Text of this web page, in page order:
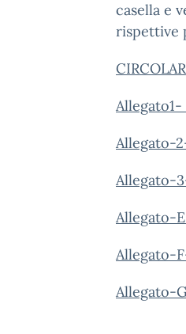
casella e
rispettive
Allegato-
Allegato-
Allegato-
Allegato-
Allegato-